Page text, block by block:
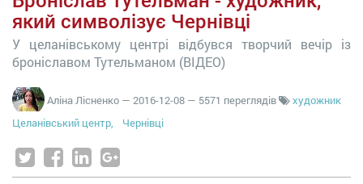
який символізує Чернівці
У целанівському центрі відбувся творчий вечір із
броніславом Тутельманом (ВІДЕО)
Аліна Лісненко — 2016-12-08 — 5571 переглядів
художник
Целанівський центр,
Чернівці